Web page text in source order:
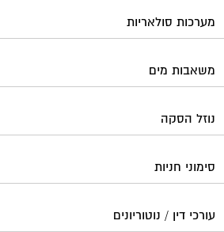
מערכות סולאריות
משאבות מים
נוזל הסקה
סימוני חניות
עורכי דין / נוטוריונים